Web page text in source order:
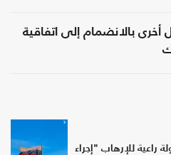
أخرى بالانضمام إلى اتفاقية
راعية للإرهاب "إجراء